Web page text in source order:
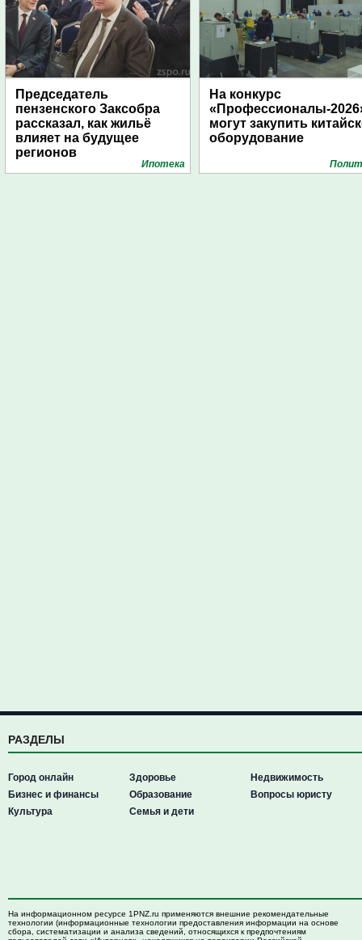
Председатель
пензенского Заксобра
рассказал, как жильё
влияет на будущее
регионов
Ипотека
На конкурс
«Профессионалы-
могут закупить
оборудование
РАЗДЕЛЫ
Город онлайн
Бизнес и финансы
Культура
Здоровье
Образование
Семья и дети
Недвижимость
Вопросы юристу
На информационном ресурсе 1PNZ.ru применяются внешние рекомендательные
технологии (информационные технологии предоставления информации на основе
сбора, систематизации и анализа сведений, относящихся к предпочтениям